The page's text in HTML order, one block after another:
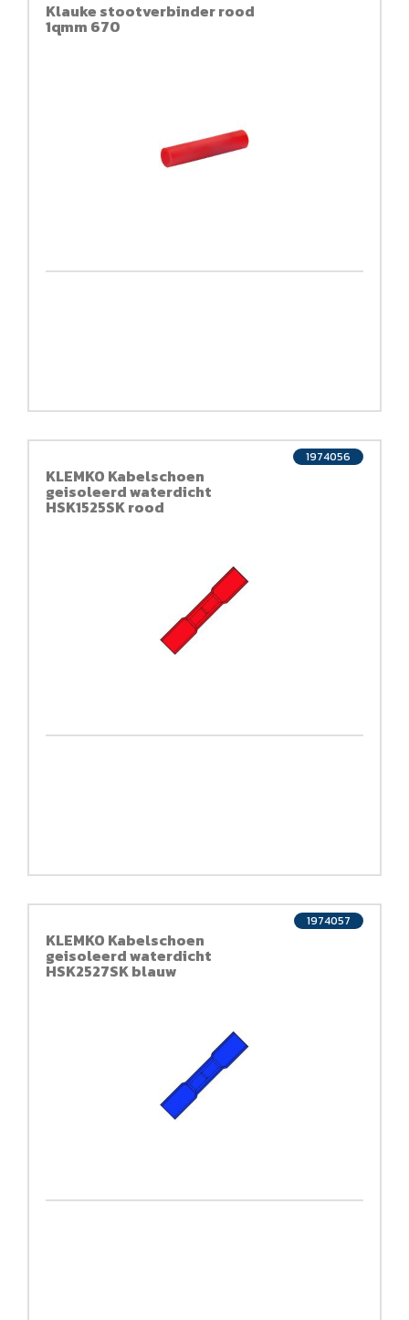
Klauke stootverbinder rood
1qmm 670
KLEMKO Kabelschoen
geisoleerd waterdicht
HSK1525SK rood
1974056
KLEMKO Kabelschoen
geisoleerd waterdicht
HSK2527SK blauw
1974057